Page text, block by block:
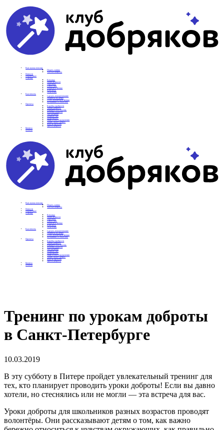
Вам нужна помощь
Подать заявку
Частые вопросы
Новости
Подопечные
О фонде
Команда
Наши ценности
Партнеры
СМИ о нас
Реквизиты фонда
Контакты
Отделения
Как помочь
Сделать пожертвование
Подписка на добро
Стать волонтером фонда
Вечеринки со смыслом
Проекты
Коробка храбрости
Уроки Доброты
Юридическая помощь
Мамины радости
Автодобряки
Добрый торт
Добропробег
Няни особого назначения
Акция «Букет добра»
Фактор времени
Цветы доброты
Бизнесу
Отчеты
Вам нужна помощь
Подать заявку
Частые вопросы
Новости
Подопечные
О фонде
Команда
Наши ценности
Партнеры
СМИ о нас
Реквизиты фонда
Контакты
Отделения
Как помочь
Сделать пожертвование
Подписка на добро
Стать волонтером фонда
Вечеринки со смыслом
Проекты
Коробка храбрости
Уроки Доброты
Юридическая помощь
Мамины радости
Автодобряки
Добрый торт
Добропробег
Няни особого назначения
Акция «Букет добра»
Фактор времени
Цветы доброты
Бизнесу
Отчеты
Тренинг по урокам доброты
в Санкт-Петербурге
10.03.2019
В эту субботу в Питере пройдет увлекательный тренинг для
тех, кто планирует проводить уроки доброты! Если вы давно
хотели, но стеснялись или не могли — эта встреча для вас.
Уроки доброты для школьников разных возрастов проводят
волонтёры. Они рассказывают детям о том, как важно